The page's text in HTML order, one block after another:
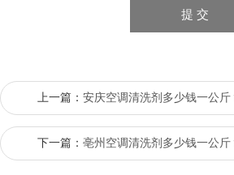
上一篇： 安庆空调清洗剂多少钱一公
下一篇： 亳州空调清洗剂多少钱一公